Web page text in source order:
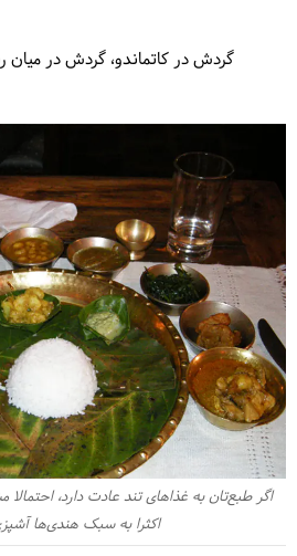
گردش در کاتماندو، گردش در
اگر طبع‌تان به غذاهای تند عادت دارد،
اکثرا به سبک هندی‌ها